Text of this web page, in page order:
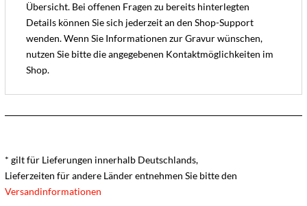
Übersicht. Bei offenen Fragen zu bereits hinterlegten
Details können Sie sich jederzeit an den Shop-Support
wenden. Wenn Sie Informationen zur Gravur wünschen,
nutzen Sie bitte die angegebenen Kontaktmöglichkeiten im
Shop.
* gilt für Lieferungen innerhalb Deutschlands,
Lieferzeiten für andere Länder entnehmen Sie bitte den
Versandinformationen